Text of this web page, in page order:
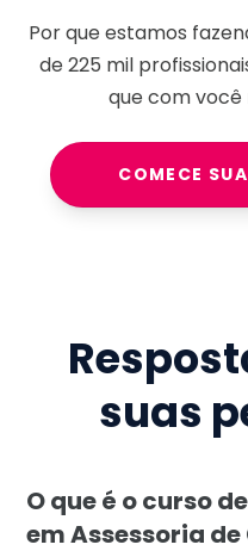
Por que estamos
de225 mil
que com
COMECE
suas
O que é o curso
em Assessoria